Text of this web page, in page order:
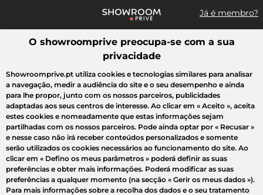
Já é membro?
Pesquisar uma marca, um artigo, uma venda...
Todas as vendas Moda Desporto Casa Criança Beleza
O showroomprive preocupa-se com a sua
privacidade
Showroomprive.pt utiliza cookies e tecnologias similares para analisar
a navegação, medir a audiência do site e o seu desempenho e ainda
para lhe propor, junto com os nossos parceiros, publicidades
adaptadas aos seus centros de interesse. Ao clicar em « Aceito », aceita
estes cookies e nomeadamente que estas informações sejam
partilhadas com os nossos parceiros. Pode ainda optar por « Recusar »
e nesse caso não irá receber conteúdos personalizados e somente
serão utilizados os cookies necessários ao funcionamento do site. Ao
clicar em « Defino os meus parâmetros » poderá definir as suas
preferências e obter mais informações. Poderá modificar as suas
preferências a qualquer momento (na secção « Gerir os meus dados »).
Para mais informações sobre a recolha dos dados e o seu tratamento